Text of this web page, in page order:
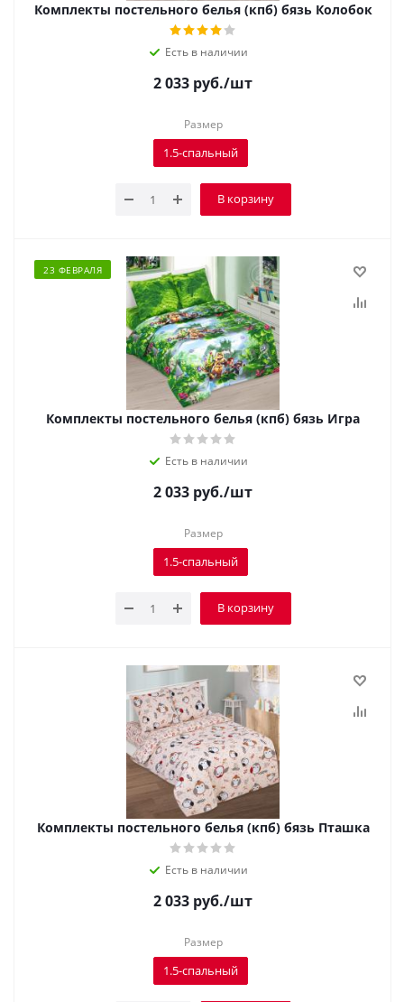
Комплекты постельного белья (кпб) бязь Колобок
Есть в наличии
2 033 руб./шт
Размер
1.5-спальный
В корзину
23 ФЕВРАЛЯ
Комплекты постельного белья (кпб) бязь Игра
Есть в наличии
2 033 руб./шт
Размер
1.5-спальный
В корзину
Комплекты постельного белья (кпб) бязь Пташка
Есть в наличии
2 033 руб./шт
Размер
1.5-спальный